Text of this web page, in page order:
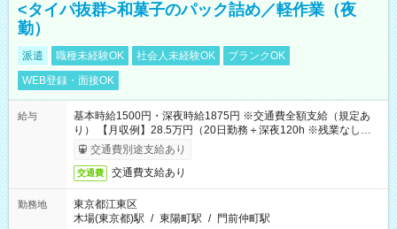
<タイパ抜群>和菓子のパック詰め／軽作業（夜
勤）
派遣 職種未経験OK 社会人未経験OK
ブランクOK
WEB登録・面接OK
給与
基本時給1500円・深夜時給1875円 ※交通費全額支給（規定あ
り） 【月収例】28.5万円（20日勤務＋深夜120h ※残業なしの場
合）交通費別途支給あり
交通費 交通費支給あり
勤務地
東京都江東区
木場(東京都)駅 / 東陽町駅 / 門前仲町駅